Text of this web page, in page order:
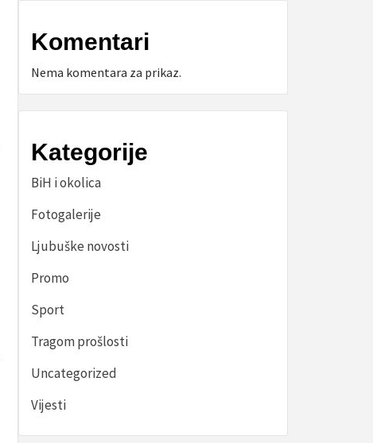
Komentari
Nema komentara za prikaz.
Kategorije
BiH i okolica
Fotogalerije
Ljubuške novosti
Promo
Sport
Tragom prošlosti
Uncategorized
Vijesti